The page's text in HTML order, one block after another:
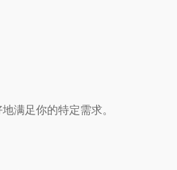
满足你的特定需求。